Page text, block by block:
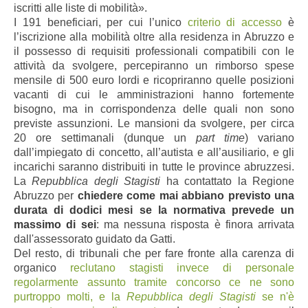
iscritti alle liste di mobilità».
I 191 beneficiari, per cui l’unico criterio di accessoè
l’iscrizione alla mobilità oltre alla residenza in Abruzzo e
il possesso di requisiti professionali compatibili con le
attività da svolgere, percepiranno un rimborso spese
mensile di 500 euro lordie ricopriranno quelle posizioni
vacanti di cui le amministrazioni hanno fortemente
bisogno, ma in corrispondenza delle quali non sono
previste assunzioni.
Le mansioni da svolgere, per circa
20 ore settimanali (dunque un part time) variano
dall’impiegato di concetto, all’autista e all’ausiliario, e gli
incarichi saranno distribuiti in tutte le province abruzzesi.
LaRepubblica degli Stagisti
ha contattato la Regione
Abruzzo per chiedere come mai abbiano previsto una
durata di dodici mesi sela normativa prevede un
massimo di sei: ma nessuna risposta è finora arrivata
dall'assessorato guidato da Gatti.
Del resto, di tribunali che per fare fronte alla carenza di
organico reclutano stagisti invece di personale
regolarmente assunto tramite concorso ce ne sono
purtroppo molti, e
la Repubblica degli Stagisti se n'è